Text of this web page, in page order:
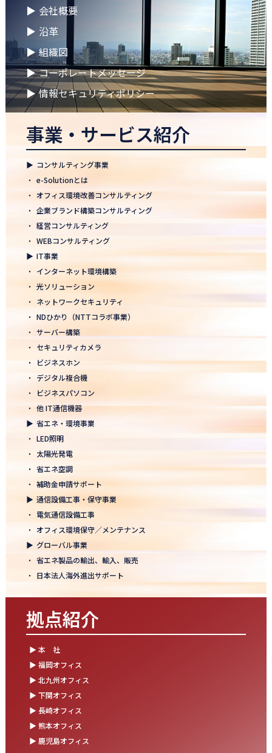
徳島オフィス 事務所移転のお知らせ
2026.04.02
🌸2026年度 入社式🌸
2026.03.09
健康経営優良法人2026に認定 ― 日本電通グループの健康経営への
取り組み
2026.02.09
「すべての日本企業を世界へ」─ 日本電通株式会社、登録支援機
2026.01.26
知覧幹部研修に行って参りました
2026年 新年のご挨拶
2025.12.26
一年の感謝を込めて、大掃除を行いました！ ～年末のご挨拶～
2025.12.12
年末年始休業のお知らせ
2025年度上期「NTT-WEST 1000×CLUB」認定式にて表彰
2025.11.06
「心を高め、経営を伸ばす」NDグループが「稲盛フィロソフィー
世界大会」に参画
モノづくりフェア2025にて講演登壇！LED照明の未来を語る
2025.10.17
結束を深めた2日間！創立50年目の方針発表会を開催！
2025.10.07
【日本電通グループ内定式開催】2026年度卒 新卒10期生が本社に
集まりました！
2025.09.11
松山オフィスお引っ越し！快適空間にアップグレード✨
湯布院保養所をリノベーションし、9月オープン！～社員とご家族
の「心と体のリフレッシュ拠点」に～
松山オフィス 事務所移転のお知らせ
2025.08.05
業務効率が劇的に進化！商品ビリンググループにRPAを導入しまし
▶ 会社概要
▶ 沿革
▶ 組織図
▶ コーポレートメッセージ
▶ 情報セキュリティポリシー
事業・サービス紹介
▶ コンサルティング事業
・ e-Solutionとは
・ オフィス環境改善コンサルティング
・ 企業ブランド構築コンサルティング
・ 経営コンサルティング
・ WEBコンサルティング
▶ IT事業
・ インターネット環境構築
・ 光ソリューション
・ ネットワークセキュリティ
・ NDひかり（NTTコラボ事業）
・ サーバー構築
・ セキュリティカメラ
・
ビジネスホン
・ デジタル複合機
・
ビジネスパソコン
・ 他 IT通信機器
▶ 省エネ・環境事業
・ LED照明
・ 太陽光発電
・ 省エネ空調
・ 補助金申請サポート
▶ 通信設備工事・保守事業
・ 電気通信設備工事
・ オフィス環境保守／メンテナンス
▶ グローバル事業
・ 省エネ製品の輸出、輸入、販売
・ 日本法人海外進出サポート
拠点紹介
▶ 本 社
▶ 福岡オフィス
▶ 北九州オフィス
▶ 下関オフィス
▶ 長崎オフィス
▶ 熊本オフィス
▶ 鹿児島オフィス